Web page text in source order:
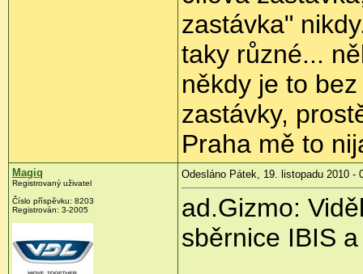
zastávka"
taky různé...
někdy je to
zastávky,
Praha mě to
Magiq
Registrovaný uživatel
Číslo příspěvku: 8203
Registrován: 3-2005
Odesláno Pátek, 19. listopadu 2010 -
ad.Gizmo:
sběrnice IBIS